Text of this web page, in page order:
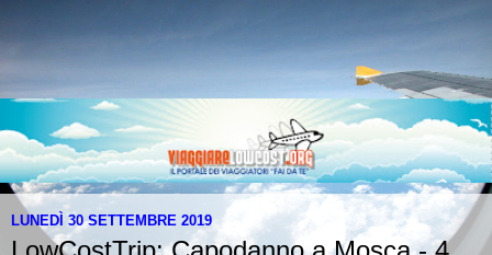
LUNEDÌ 30 SETTEMBRE 2019